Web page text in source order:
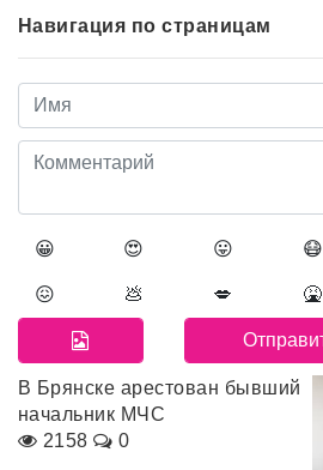
Навигация по страницам
😀 😍 😛 😷
😖 💩 💋 🤮
В Брянске арестован бывший
начальник МЧС
2158
0